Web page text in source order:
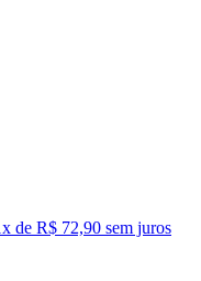
x de R$ 72,90 sem juros